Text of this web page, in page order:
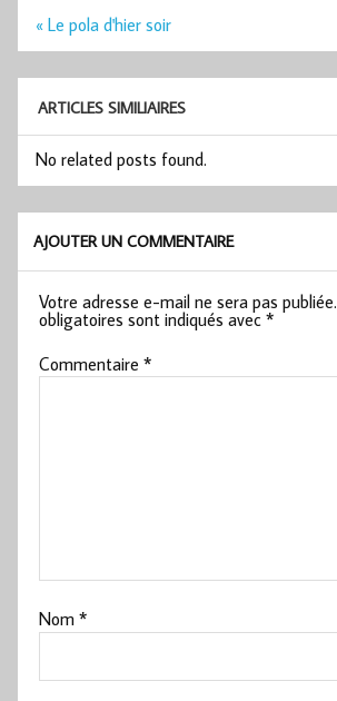
Navigation
« Le pola d'hier soir
ARTICLES SIMILIAIRES
No related posts found.
AJOUTER UN COMMENTAIRE
Votre adresse e-mail ne sera pas publiée.
obligatoires sont indiqués avec*
Commentaire*
Nom*